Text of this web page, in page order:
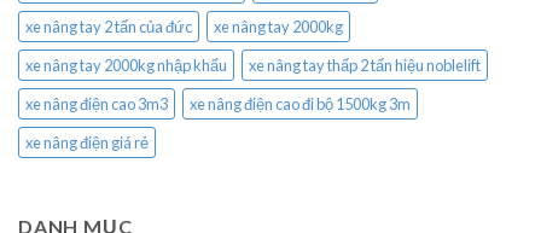
xe nâng tay 2 tấn của đức
xe nâng tay 2000kg
xe nâng tay 2000kg nhập khẩu
xe nâng tay thấp 2 tấn hiệu noblelift
xe nâng điện cao 3m3
xe nâng điện cao đi bộ 1500kg 3m
xe nâng điện giá rẻ
DANH MỤC